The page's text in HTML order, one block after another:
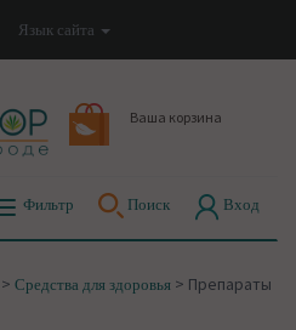
Язык сайта
Ваша корзина
Фильтр Поиск Вход
> Средства для здоровья > Препараты